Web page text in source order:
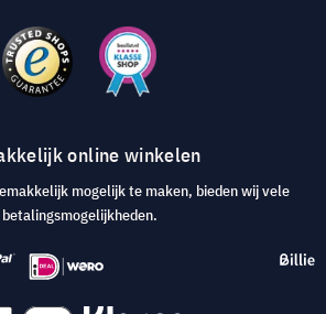
online winkelen
mogelijk te maken, bieden wij vele
betalingsmogelijkheden.